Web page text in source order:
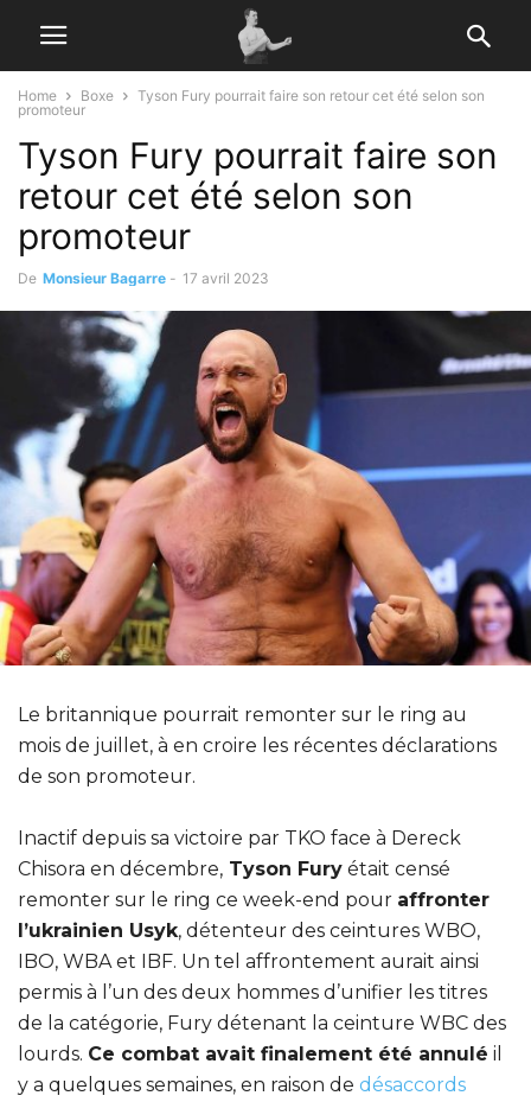
Home Boxe
Tyson Fury pourrait faire son retour cet été selon son
promoteur
Tyson Fury pourrait faire son
retour cet été selon son
promoteur
De Monsieur Bagarre - 17 avril 2023
Le britannique pourrait remonter sur le ring au
mois de juillet, à en croire les récentes déclarations
de son promoteur.
Inactif depuis sa victoire par TKO face à Dereck
Chisora en décembre, Tyson Fury était censé
remonter sur le ring ce week-end pour affronter
l’ukrainien Usyk, détenteur des ceintures WBO,
IBO, WBA et IBF. Un tel affrontement aurait ainsi
permis à l’un des deux hommes d’unifier les titres
de la catégorie, Fury détenant la ceinture WBC des
lourds. Ce combat avait finalement été annulé il
y a quelques semaines, en raison de désaccords